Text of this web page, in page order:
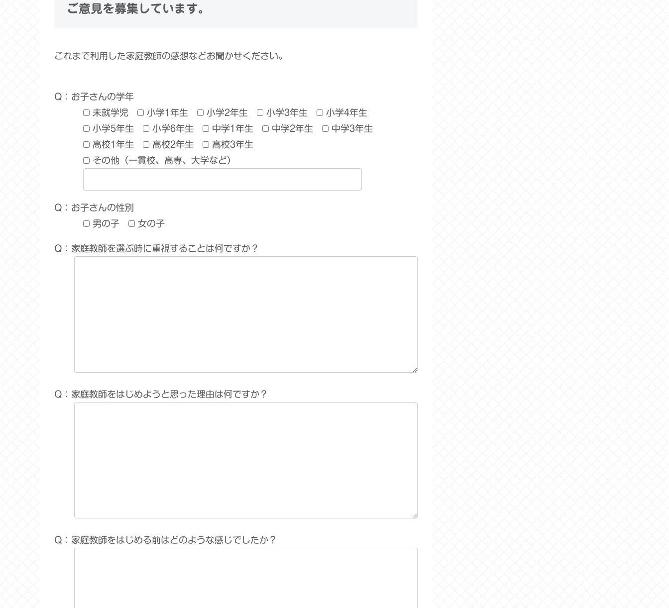
ご意見を募集しています。
これまで利用した家庭教師の感想などお聞かせください。
Q：お子さんの学年
未就学児
小学1年生 小学2年生 小学3年生
小学4年生
小学5年生
小学6年生 中学1年生 中学2年生
中学3年生
高校1年生
高校2年生
高校3年生
その他（一貫校、高専、大学など）
Q：お子さんの性別
男の子
女の子
Q：家庭教師を選ぶ時に重視することは何ですか？
Q：家庭教師をはじめようと思った理由は何ですか？
Q：家庭教師をはじめる前はどのような感じでしたか？